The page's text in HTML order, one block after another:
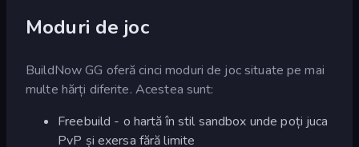
Moduri de joc
BuildNow GG oferă cinci moduri de joc situate pe mai
multe hărți diferite. Acestea sunt:
Freebuild - o hartă în stil sandbox unde poți juca
PvP și exersa fără limite